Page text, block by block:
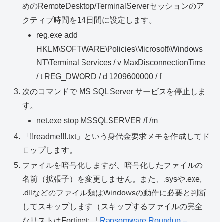
めのRemoteDesktop/TerminalServerセッションのア
クティブ時間を14日間に設定します。
reg.exe add
HKLM\SOFTWARE\Policies\Microsoft\Windows
NT\Terminal Services / v MaxDisconnectionTime
/ t REG_DWORD / d 1209600000 / f
次のコマンドで MS SQL Server サービスを停止しま
す。
net.exe stop MSSQLSERVER /f /m
「!!readme!!!.txt」という身代金要求メモを作成してド
ロップします。
ファイルを暗号化しますが、暗号化したファイルの
名前（拡張子）を変更しません。また、.sysや.exe,
.dllなどのファイル類はWindowsの動作に必要と判断
してスキップします（スキップするファイルの完全
なリストはFortinet: 「 Ransomware Roundup –